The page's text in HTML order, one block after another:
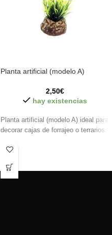
Planta artificial (modelo A)
2,50€
hay existencias
Planta artificial (modelo A) ideal para
decorar cajas de forrajeo o terrarios.